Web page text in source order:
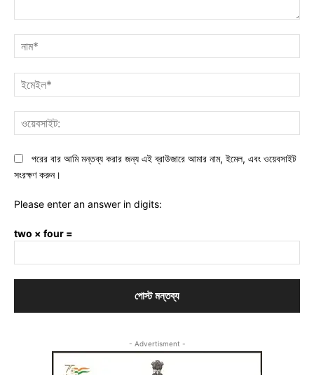
পরের বার আমি মন্তব্য করার জন্য এই ব্রাউজারে আমার নাম, ইমেল, এবং ওয়েবসাইট
সংরক্ষণ করুন।
Please enter an answer in digits:
two × four =
- Advertisment -